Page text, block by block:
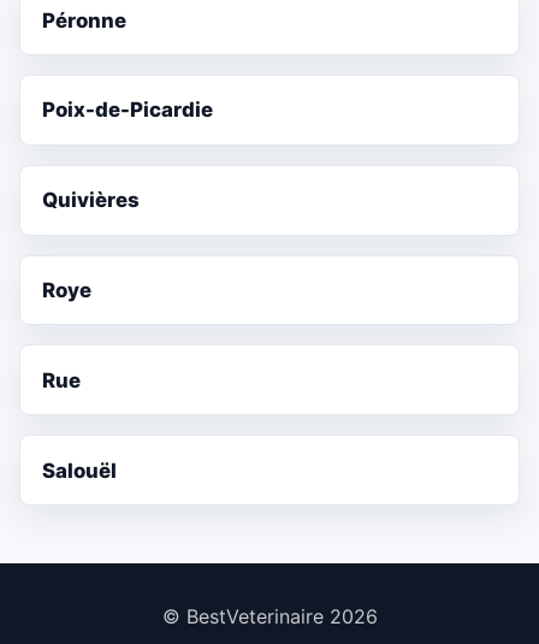
Péronne
Poix-de-Picardie
Quivières
Roye
Rue
Salouël
© BestVeterinaire 2026